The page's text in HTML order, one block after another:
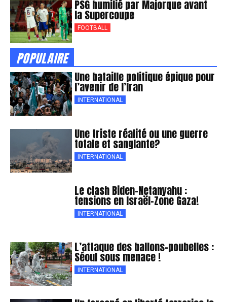
PSG humilié par Majorque avant
la Supercoupe
FOOTBALL
POPULAIRE
Une bataille politique épique pour
l’avenir de l’Iran
INTERNATIONAL
Une triste réalité ou une guerre
totale et sanglante?
INTERNATIONAL
Le clash Biden-Netanyahu :
tensions en Israël-Zone Gaza!
INTERNATIONAL
L’attaque des ballons-poubelles :
Séoul sous menace !
INTERNATIONAL